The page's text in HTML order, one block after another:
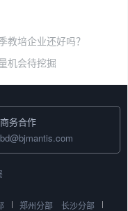
教培企业还好吗？
机会待挖掘
商务合作
bd@bjmantis.com
郑州分部 长沙分部